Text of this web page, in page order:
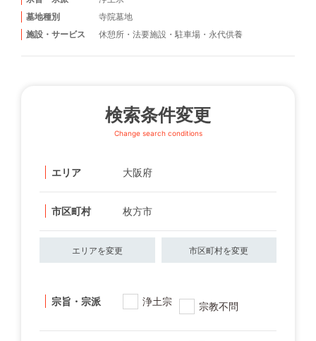
墓地種別
寺院墓地
施設・サービス
休憩所 ・ 法要施設 ・ 駐車場 ・ 永代供養
検索条件変更
Change search conditions
エリア 大阪府
市区町村 枚方市
エリアを変更 市区町村を変更
宗旨・宗派 浄土宗 宗教不問